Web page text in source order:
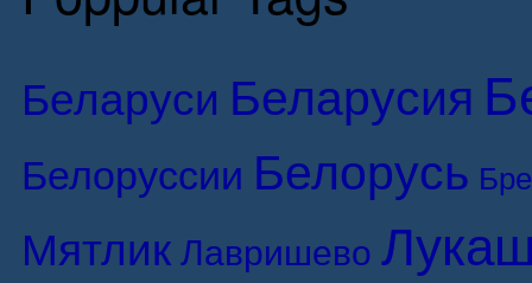
Беларуси Беларусия
Белоруссии Белорусь
МятликЛавришево